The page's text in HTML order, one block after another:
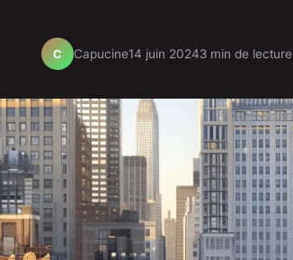
C Capucine14 juin 20243 min de lecture